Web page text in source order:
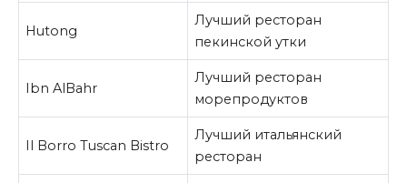
Hutong
Лучший ресторан
пекинской утки
Ibn AlBahr
Лучший ресторан
морепродуктов
Il Borro Tuscan Bistro
Лучший итальянский
ресторан